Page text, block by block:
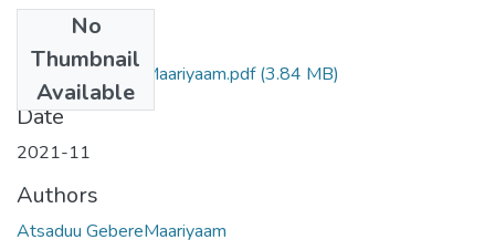
No
Thumbnail
Available
Atsaduu GebereMaariyaam.pdf(3.84 MB)
Date
2021-11
Authors
Atsaduu GebereMaariyaam